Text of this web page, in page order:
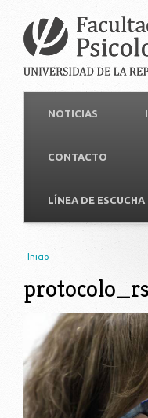
NOTICIAS
CONTACTO
LÍNEA DE
Usted está aquí
Inicio